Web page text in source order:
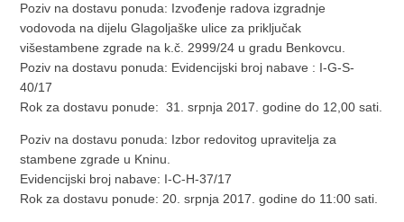
Poziv na dostavu ponuda: Izvođenje radova izgradnje
vodovoda na dijelu Glagoljaške ulice za priključak
višestambene zgrade na k.č. 2999/24 u gradu Benkovcu.
Poziv na dostavu ponuda: Evidencijski broj nabave : I-G-S-
40/17
Rok za dostavu ponude: 31. srpnja 2017. godine do 12,00 sati.
Poziv na dostavu ponuda: Izbor redovitog upravitelja za
stambene zgrade u Kninu.
Evidencijski broj nabave: I-C-H-37/17
Rok za dostavu ponude: 20. srpnja 2017. godine do 11:00 sati.